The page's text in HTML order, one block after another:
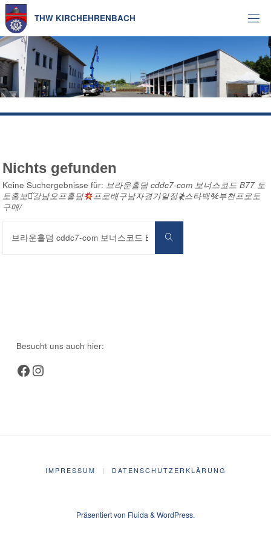
Zum
Inhalt
springen
THW KIRCHEHRENBACH
Nichts gefunden
Keine Suchergebnisse für: 브라운홀덤 cddc7-com 보너스코드 B77 토
토홍보방̆강남오프홀덤
프로배구남자경기일정≹스타백℀부천프로토
구매/
Suchen
Besucht uns auch hier:
Facebook
Instagram
IMPRESSUM | DATENSCHUTZERKLÄRUNG
Präsentiert von Fluida & WordPress.